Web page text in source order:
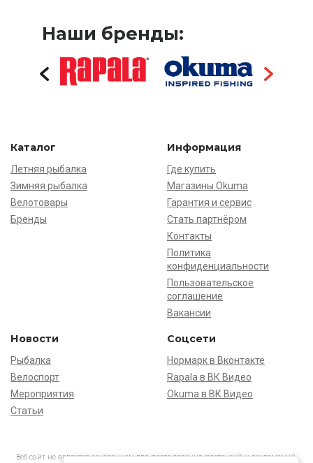
Наши бренды:
Каталог
Летняя рыбалка
Зимняя рыбалка
Велотовары
Бренды
Информация
Где купить
Магазины Okuma
Гарантия и сервис
Стать партнёром
Контакты
Политика
конфиденциальности
Пользовательское
соглашение
Вакансии
Новости
Рыбалка
Велоспорт
Мероприятия
Статьи
Соцсети
Нормарк в Вконтакте
Rapala в ВК Видео
Okuma в ВК Видео
Веб-сайт не является основанием для предъявления претензий и рекламаций,